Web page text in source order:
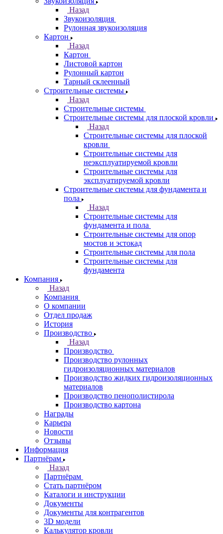
Назад
Звукоизоляция
Рулонная звукоизоляция
Картон
Назад
Картон
Листовой картон
Рулонный картон
Тарный склеенный
Строительные системы
Назад
Строительные системы
Строительные системы для плоской кровли
Назад
Строительные системы для плоской
кровли
Строительные системы для
неэксплуатируемой кровли
Строительные системы для
эксплуатируемой кровли
Строительные системы для фундамента и
пола
Назад
Строительные системы для
фундамента и пола
Строительные системы для опор
мостов и эстокад
Строительные системы для пола
Строительные системы для
фундамента
Компания
Назад
Компания
О компании
Отдел продаж
История
Производство
Назад
Производство
Производство рулонных
гидроизоляционных материалов
Производство жидких гидроизоляционных
материалов
Производство пенополистирола
Производство картона
Награды
Карьера
Новости
Отзывы
Информация
Партнёрам
Назад
Партнёрам
Стать партнёром
Каталоги и инструкции
Документы
Документы для контрагентов
3D модели
Калькулятор кровли